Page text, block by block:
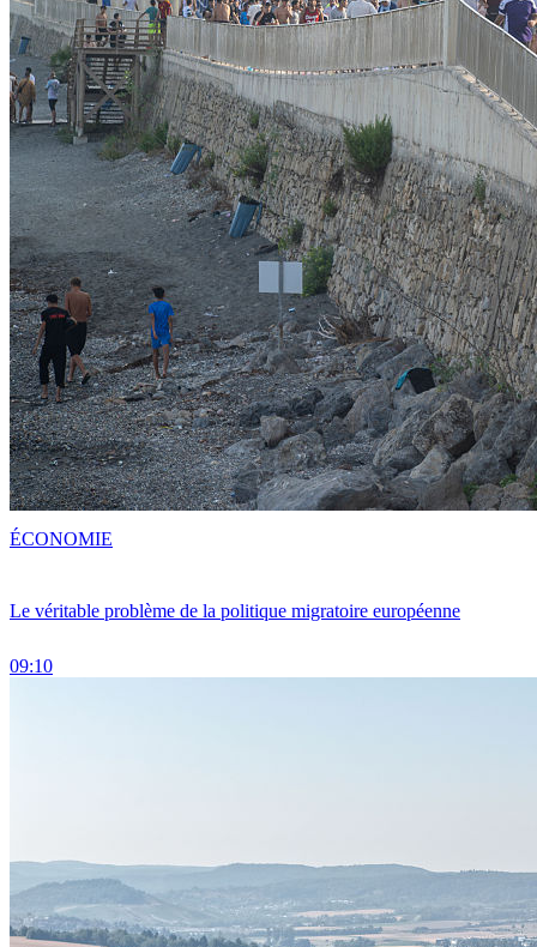
Le véritable problème de la politique migratoire européenne
09:10
ÉCONOMIE